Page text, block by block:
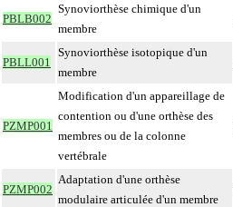
PBLB002
Synoviorthèse chimique d'un
membre
PBLL001
Synoviorthèse isotopique d'un
membre
PZMP001
Modification d'un appareillage de
contention ou d'une orthèse des
membres ou de la colonne
vertébrale
PZMP002
Adaptation d'une orthèse
modulaire articulée d'un membre